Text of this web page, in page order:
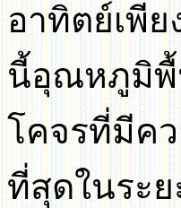
อาทิตย์เพี
นี้อุณหภูมิพื้
โคจรที่มีค
ที่สุดในระ